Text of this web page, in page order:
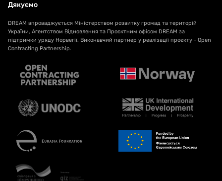
Дякуємо
DREAM впроваджується Міністерством розвитку громад та територій
України, Агентством Відновлення та Проєктним офісом DREAM за
підтримки уряду Норвегії. Виконавчий партнер у реалізації проєкту - Open
Contracting Partnership.